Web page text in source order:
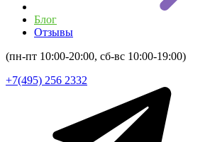
Блог
Отзывы
(пн-пт 10:00-20:00, сб-вс 10:00-19:00)
+7(495) 256 2332